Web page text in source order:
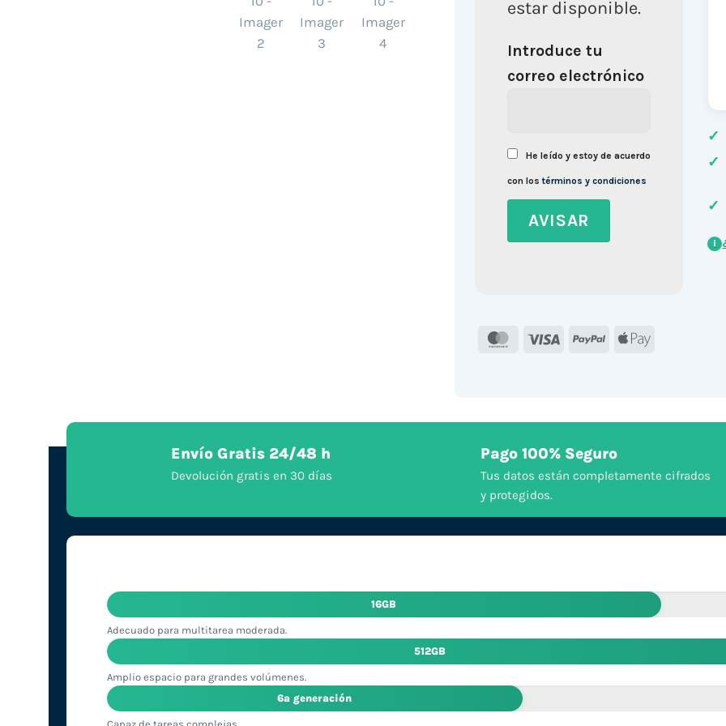
estar disponible.
Introduce tu
correo electrónico
He leído y estoy de acuerdo
con lostérminos y condiciones
MasterCard
Visa PayPal Apple
✓
✓
✓
i
Envío Gratis 24/48 h
Devolución gratis en 30 días
Pago 100% Seguro
Tus datos están completamente cifrados
y protegidos.
16GB
Adecuado para multitarea moderada.
512GB
Amplio espacio para grandes volúmenes.
6ª generación